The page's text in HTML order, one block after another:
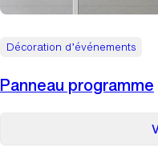
Décoration d’événements
Panneau programme